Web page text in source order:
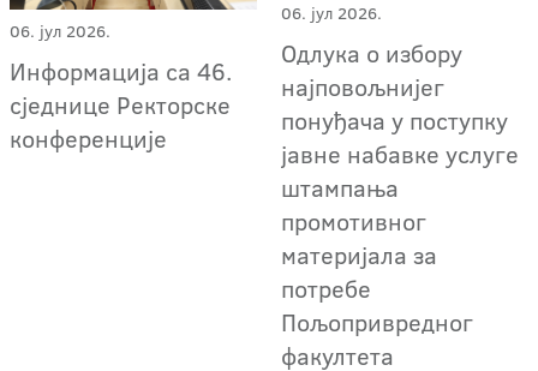
06. јул 2026.
Информација са 46.
сједнице Ректорске
конференције
06. јул 2026.
Oдлука о избору
најповољнијег
понуђача у поступку
јавне набавке услуге
штампања
промотивног
материјала за
потребе
Пољопривредног
факултета